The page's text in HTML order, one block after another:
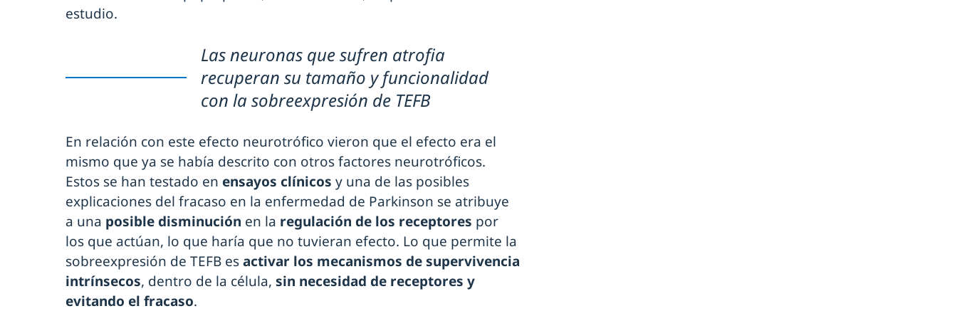
estudio.
Las neuronas que sufren atrofia
recuperan su tamaño y funcionalidad
con la sobreexpresión de TEFB
En relación con este efecto neurotrófico vieron que el efecto era el
mismo que ya se había descrito con otros factores neurotróficos.
Estos se han testado en ensayos clínicos y una de las posibles
explicaciones del fracaso en la enfermedad de Parkinson se atribuye
a una posible disminución en la regulación de los receptores por
los que actúan, lo que haría que no tuvieran efecto. Lo que permite la
sobreexpresión de TEFB esactivar los mecanismos de supervivencia
intrínsecos, dentro de la célula, sin necesidad de receptores y
evitando el fracaso.